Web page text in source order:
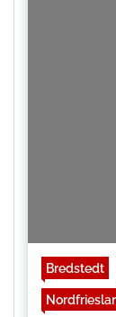
Bredstedt